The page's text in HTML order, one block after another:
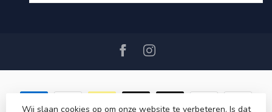
Wij slaan cookies op om onze website te verbeteren. Is dat